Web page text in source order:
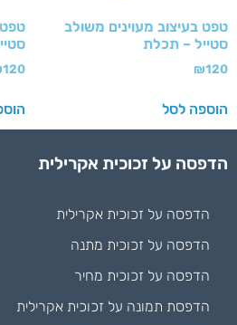
טפט בעיצוב מעוינים משולב
סטייל – תכלת
₪120
הוספה לסל
טפט
120
הדפסה על זכוכית אקרילית
הדפסה על זכוכית אקרילית
הדפסה על זכוכית מתנה
הדפסה על זכוכית מחיר
הדפסת תמונה על זכוכית אקרילית